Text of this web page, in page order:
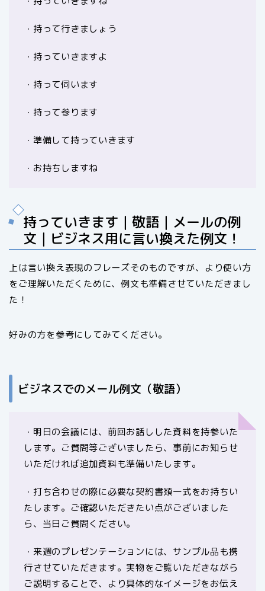
・持って行きましょう
・持っていきますよ
・持って伺います
・持って参ります
・準備して持っていきます
・お持ちしますね
持っていきます｜敬語｜メールの例
文｜ビジネス用に言い換えた例文！
上は言い換え表現のフレーズそのものですが、より使い方
をご理解いただくために、例文も準備させていただきまし
た！
好みの方を参考にしてみてください。
ビジネスでのメール例文（敬語）
・明日の会議には、前回お話しした資料を持参いた
します。ご質問等ございましたら、事前にお知らせ
いただければ追加資料も準備いたします。
・打ち合わせの際に必要な契約書類一式をお持ちい
たします。ご確認いただきたい点がございました
ら、当日ご質問ください。
・来週のプレゼンテーションには、サンプル品も携
行させていただきます。実物をご覧いただきながら
ご説明することで、より具体的なイメージをお伝え